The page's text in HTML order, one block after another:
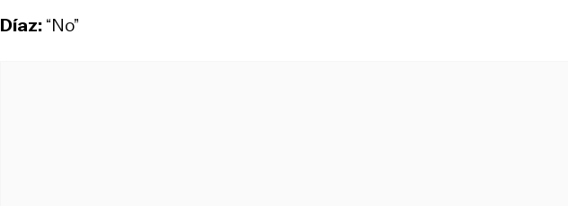
Díaz:“No”